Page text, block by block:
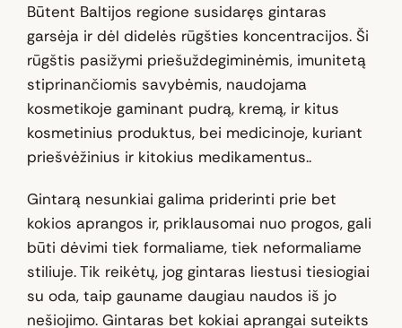
Būtent Baltijos regione susidaręs gintaras
garsėja ir dėl didelės rūgšties koncentracijos. Ši
rūgštis pasižymi priešuždegiminėmis, imunitetą
stiprinančiomis savybėmis, naudojama
kosmetikoje gaminant pudrą, kremą, ir kitus
kosmetinius produktus, bei medicinoje, kuriant
priešvėžinius ir kitokius medikamentus..
Gintarą nesunkiai galima priderinti prie bet
kokios aprangos ir, priklausomai nuo progos, gali
būti dėvimi tiek formaliame, tiek neformaliame
stiliuje. Tik reikėtų, jog gintaras liestusi tiesiogiai
su oda, taip gauname daugiau naudos iš jo
nešiojimo. Gintaras bet kokiai aprangai suteikts